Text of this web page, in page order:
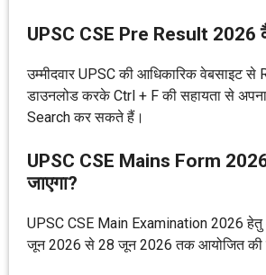
UPSC CSE Pre Result
उम्मीदवार UPSC की आधिकारिक वेबसाइट
डाउनलोड करके Ctrl + F की सहायता से
Search कर सकते हैं।
UPSC CSE Mains Form
जाएगा?
UPSC CSE Main Examination 2026
जून 2026 से 28 जून 2026 तक आयोजित की